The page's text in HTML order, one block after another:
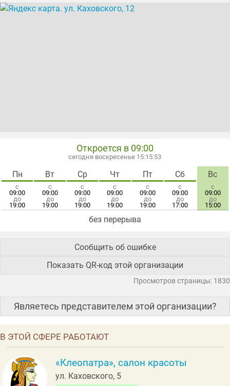
Откроется в 09:00
сегодня воскресенье 15:15:54
Пн
с
09:00
до
19:00
Вт
с
09:00
до
19:00
Ср
с
09:00
до
19:00
Чт
с
09:00
до
19:00
Пт
с
09:00
до
19:00
Сб
с
09:00
до
17:00
Вс
с
09:00
до
15:00
без перерыва
Сообщить об ошибке
Показать QR-код этой организации
Просмотров страницы: 1830
Являетесь представителем этой организации?
В ЭТОЙ СФЕРЕ РАБОТАЮТ
«Клеопатра», салон красоты
ул. Каховского, 5